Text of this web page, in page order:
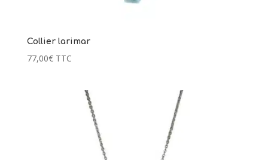
Collier larimar
77,00€ TTC